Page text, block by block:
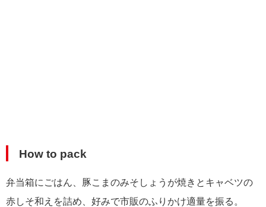
How to pack
弁当箱にごはん、豚こまのみそしょうが焼きとキャベツの
赤しそ和えを詰め、好みで市販のふりかけ適量を振る。